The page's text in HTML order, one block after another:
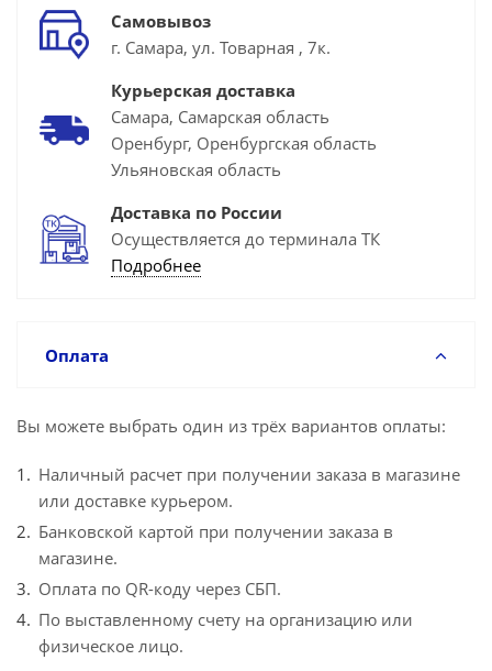
Самовывоз
г. Самара, ул. Товарная , 7к.
Курьерская доставка
Самара, Самарская область
Оренбург, Оренбургская область
Ульяновская область
Доставка по России
Осуществляется до терминала ТК
Подробнее
Оплата
Вы можете выбрать один из трёх вариантов оплаты:
Наличный расчет при получении заказа в магазине
или доставке курьером.
Банковской картой при получении заказа в
магазине.
Оплата по QR-коду через СБП.
По выставленному счету на организацию или
физическое лицо.